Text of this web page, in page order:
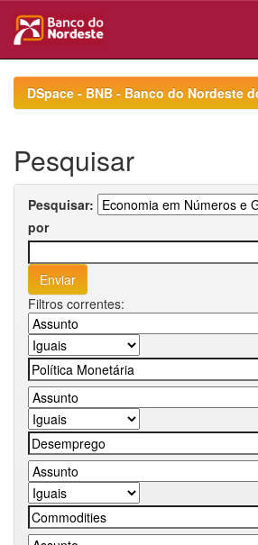
navigationDSpace - BNB - Banco do Nordeste
Pesquisar
Pesquisar:
por
Filtros correntes: